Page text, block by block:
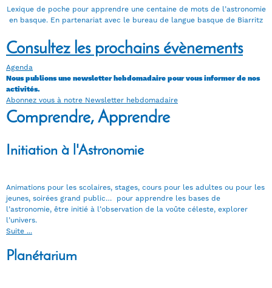
Lexique de poche pour apprendre une centaine de mots de l’astronomie
en basque. En partenariat avec le bureau de langue basque de Biarritz
Consultez les prochains évènements
Agenda
Nous publions une newsletter hebdomadaire pour vous informer de nos
activités.
Abonnez vous à notre Newsletter hebdomadaire
Comprendre, Apprendre
Initiation à l'Astronomie
Animations pour les scolaires, stages, cours pour les adultes ou pour les
jeunes, soirées grand public… pour apprendre les bases de
l’astronomie, être initié à l’observation de la voûte céleste, explorer
l’univers.
Suite ...
Planétarium